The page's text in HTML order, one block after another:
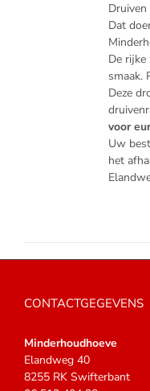
Dat
De rijke
smaak.
Deze
voor
Uw
het
CONTACTGEGEVENS
Minderhoudhoeve
Elandweg 40
8255 RK Swifterbant